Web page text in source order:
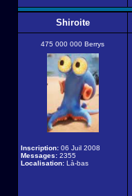
Shiroite
475 000 000 Berrys
Inscription: 06 Juil 2008
Messages: 2355
Localisation: Là-bas